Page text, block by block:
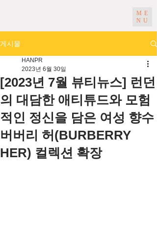
ME
NU
게시물
[2023년 7월 뷰티뉴스] 런던
의 대담한 애티튜드와 모험
적인 정신을 담은 여성 향수
버버리 허(BURBERRY
HER) 컬렉션 확장
HANPR
2023년 6월 30일